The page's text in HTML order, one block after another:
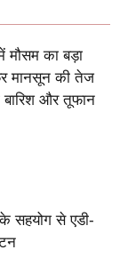
मौसम का बड़ा
मानसून की तेज
बारिश और तूफान
सहयोग से एडी-